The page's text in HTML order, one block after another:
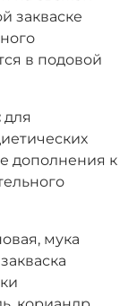
закваске
в подовой
для
дополнения к
мука